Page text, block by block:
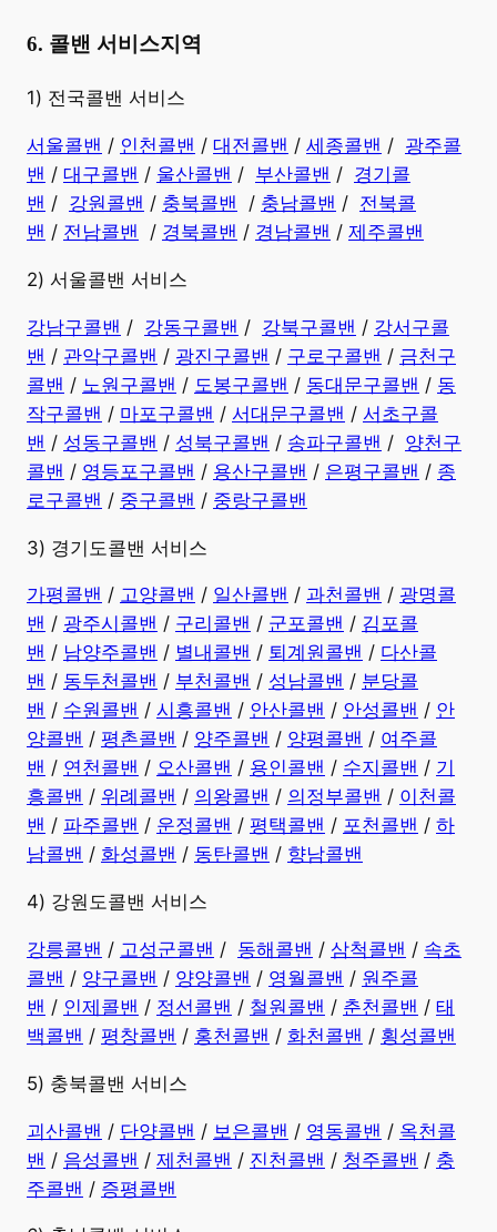
6. 콜밴 서비스지역
​1) 전국콜밴 서비스
서울콜밴 / 인천콜밴 / 대전콜밴 / 세종콜밴 / 광주콜
밴 / 대구콜밴 / 울산콜밴 / 부산콜밴 / 경기콜
밴 / 강원콜밴 / 충북콜밴 / 충남콜밴 / 전북콜
밴 / 전남콜밴 / 경북콜밴 / 경남콜밴 ​ / 제주콜밴
2) 서울콜밴 서비스
강남구콜밴 / 강동구콜밴 / 강북구콜밴 / 강서구콜
밴 / 관악구콜밴 / 광진구콜밴 / 구로구콜밴 / 금천구
콜밴 / 노원구콜밴 / 도봉구콜밴 / 동대문구콜밴 / 동
작구콜밴 / 마포구콜밴 / 서대문구콜밴 / 서초구콜
밴 / 성동구콜밴 / 성북구콜밴 / 송파구콜밴 / 양천구
콜밴 / 영등포구콜밴 / 용산구콜밴 / 은평구콜밴 / 종
로구콜밴 / 중구콜밴 / 중랑구콜밴
3) 경기도콜밴 서비스
가평콜밴 / 고양콜밴 / 일산콜밴 / 과천콜밴 / 광명콜
밴 / 광주시콜밴 / 구리콜밴 / 군포콜밴 / 김포콜
밴 / 남양주콜밴 / 별내콜밴 / 퇴계원콜밴 / 다산콜
밴 / 동두천콜밴 / 부천콜밴 / 성남콜밴 / 분당콜
밴 / 수원콜밴 / 시흥콜밴 / 안산콜밴 / 안성콜밴 / 안
양콜밴 / 평촌콜밴 / 양주콜밴 / 양평콜밴 / 여주콜
밴 / 연천콜밴 / 오산콜밴 / 용인콜밴 / 수지콜밴 / 기
흥콜밴 / 위례콜밴 / 의왕콜밴 / 의정부콜밴 / 이천콜
밴 / 파주콜밴 / 운정콜밴 / 평택콜밴 / 포천콜밴 / 하
남콜밴 / 화성콜밴 / 동탄콜밴 / 향남콜밴
4) 강원도콜밴 서비스
강릉콜밴 / 고성군콜밴 / 동해콜밴 / 삼척콜밴 / 속초
콜밴 / 양구콜밴 / 양양콜밴 / 영월콜밴 / 원주콜
밴 / 인제콜밴 / 정선콜밴 / 철원콜밴 / 춘천콜밴 / 태
백콜밴 / 평창콜밴 / 홍천콜밴 / 화천콜밴 / 횡성콜밴
5) 충북콜밴 서비스
괴산콜밴 / 단양콜밴 / 보은콜밴 / 영동콜밴 / 옥천콜
밴 / 음성콜밴 / 제천콜밴 / 진천콜밴 / 청주콜밴 / 충
주콜밴 / 증평콜밴